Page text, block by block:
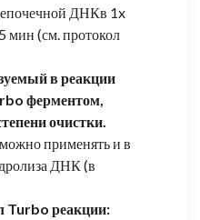
ДНКв 1x
мин (см. протокол
в реакции
ферментом,
очистки.
применять и в
ДНК (в
Turbo реакции: